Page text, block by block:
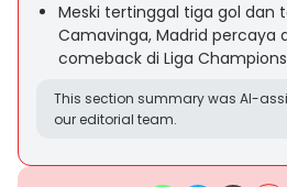
Meski tertinggal tiga gol dan
Camavinga, Madrid percaya
comeback di Liga
This section summary was AI-
our editorial team.